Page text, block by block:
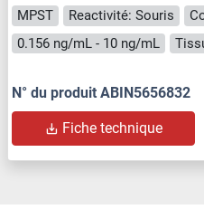
MPST Reactivité: Souris
0.156 ng/mL - 10 ng/mL
N° du produit ABIN5656832
Fiche technique